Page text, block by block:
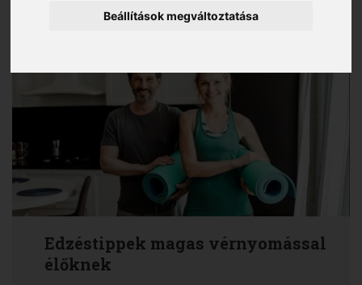
Beállítások megváltoztatása
amire ilyenkor fokozottan figyelned kell.
Edzéstippek magas vérnyomással
élőknek